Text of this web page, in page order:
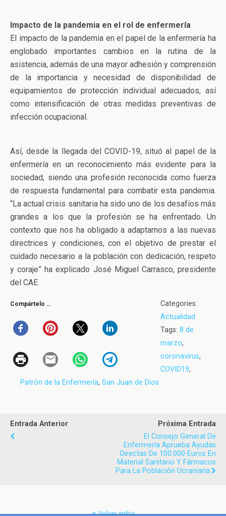
Impacto de la pandemia en el rol de enfermería
El impacto de la pandemia en el papel de la enfermería ha
englobado importantes cambios en la rutina de la
asistencia, además de una mayor adhesión y comprensión
de la importancia y necesidad de disponibilidad de
equipamientos de protección individual adecuados, así
como intensificación de otras medidas preventivas de
infección ocupacional.
Así, desde la llegada del COVID-19, situó al papel de la
enfermería en un reconocimiento más evidente para la
sociedad, siendo una profesión reconocida como fuerza
de respuesta fundamental para combatir esta pandemia.
“La actual crisis sanitaria ha sido uno de los desafíos más
grandes a los que la profesión se ha enfrentado. Un
contexto que nos ha obligado a adaptarnos a las nuevas
directrices y condiciones, con el objetivo de prestar el
cuidado necesario a la población con dedicación, respeto
y coraje” ha explicado José Miguel Carrasco, presidente
del CAE.
Compártelo …
Categories:
Actualidad
Tags: 8 de
marzo,
coronavirus,
COVID19,
Patrón de la Enfermería, San Juan de Dios
Entrada Anterior
Próxima Entrada
El Consejo General De
Enfermería Aprueba Ayudas
Directas De 100.000 Euros En
Material Sanitario Y Fármacos
Para La Población Ucraniana
Volver arriba